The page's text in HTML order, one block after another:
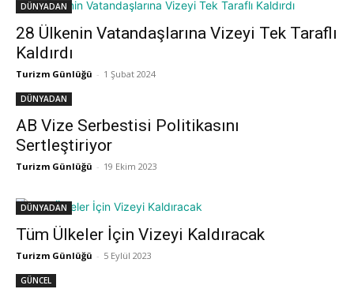
DÜNYADAN
28 Ülkenin Vatandaşlarına Vizeyi Tek Taraflı
Kaldırdı
Turizm Günlüğü - 1 Şubat 2024
DÜNYADAN
AB Vize Serbestisi Politikasını
Sertleştiriyor
Turizm Günlüğü - 19 Ekim 2023
DÜNYADAN
Tüm Ülkeler İçin Vizeyi Kaldıracak
Turizm Günlüğü - 5 Eylül 2023
GÜNCEL